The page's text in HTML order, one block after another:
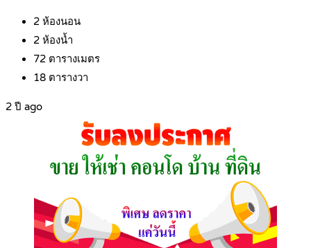
2 ห้องนอน
2 ห้องน้ำ
72 ตารางเมตร
18 ตารางวา
2 ปี ago